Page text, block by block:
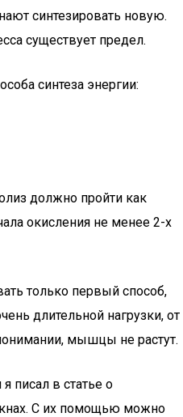
синтезировать новую.
существует предел.
синтеза энергии:
должно пройти как
окисления не менее 2-х
только первый способ,
длительной нагрузки, от
мышцы не растут.
писал в статье о
С их помощью можно